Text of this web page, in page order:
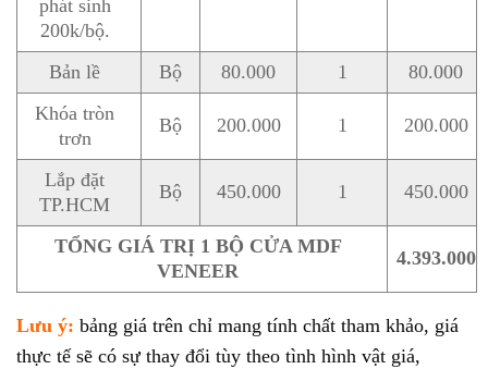
phát sinh
200k/bộ.
Bản lề Bộ 80.000 1
80.000
Khóa tròn
trơn
Bộ 200.000 1 200.000
Lắp đặt
TP.HCM
Bộ 450.000 1 450.000
TỔNG GIÁ TRỊ 1 BỘ CỬA MDF
VENEER
4.393.000
Lưu ý: bảng giá trên chỉ mang tính chất tham khảo, giá
thực tế sẽ có sự thay đổi tùy theo tình hình vật giá,